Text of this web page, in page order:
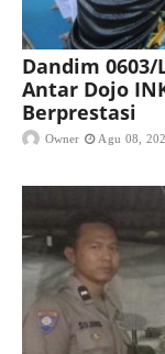
Dandim
Antar Dojo
Berprestasi
Owner Agu 08,